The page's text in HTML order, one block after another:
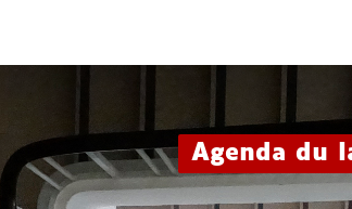
Agenda du